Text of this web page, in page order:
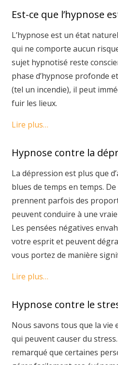
Est-ce que l’hypnose
L’hypnose est un état
qui ne comporte aucun
sujet hypnotisé reste
phase d’hypnose profonde
(tel un incendie), il peut
fuir les lieux.
Lire plus…
Hypnose contre la
La dépression est plus que
blues de temps en temps.
prennent parfois des
peuvent conduire à une
Les pensées négatives
votre esprit et peuvent
vous portez de manière
Lire plus…
Hypnose contre le
Nous savons tous que la vie
qui peuvent causer du
remarqué que certaines